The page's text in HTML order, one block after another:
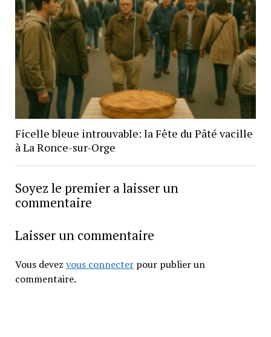
Ficelle bleue introuvable: la Fête du Pâté vacille
à La Ronce-sur-Orge
Soyez le premier a laisser un
commentaire
Laisser un commentaire
Vous devez vous connecterpour publier un
commentaire.